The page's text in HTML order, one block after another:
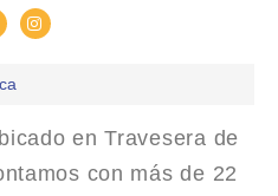
en Travesera de
con más de 22